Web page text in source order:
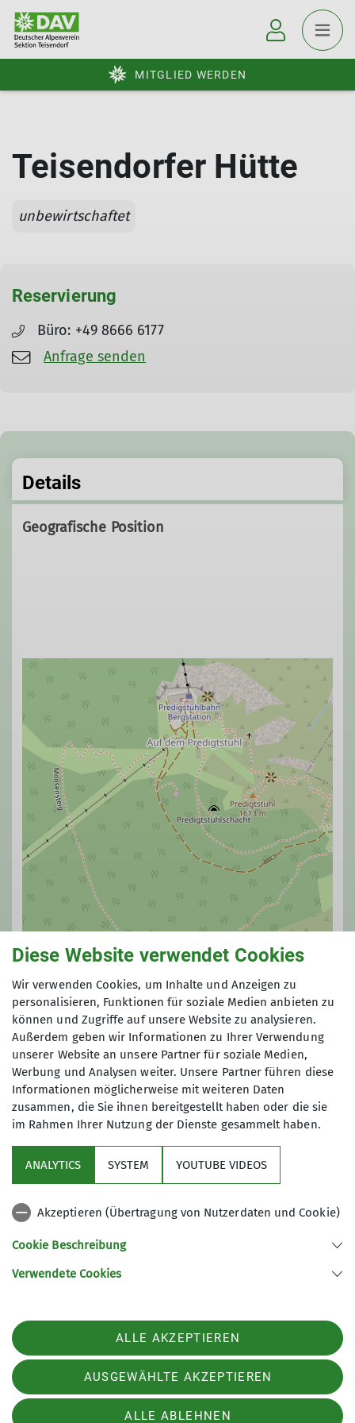
MITGLIED WERDEN
Teisendorfer Hütte
unbewirtschaftet
Reservierung
Büro: +49 8666 6177
Anfrage senden
Details
Geografische Position
© OpenStreetMap Contributors |MapLibre
wichtige Infos
Partner
83317 Teisendorf
Telefon +4986666177
Diese Website verwendet Cookies
Wir verwenden Cookies, um Inhalte und Anzeigen zu
personalisieren, Funktionen für soziale Medien anbieten zu
können und Zugriffe auf unsere Website zu analysieren.
Außerdem geben wir Informationen zu Ihrer Verwendung
unserer Website an unsere Partner für soziale Medien,
Werbung und Analysen weiter. Unsere Partner führen diese
Informationen möglicherweise mit weiteren Daten
zusammen, die Sie ihnen bereitgestellt haben oder die sie
im Rahmen Ihrer Nutzung der Dienste gesammelt haben.
ANALYTICS SYSTEM YOUTUBE VIDEOS
Akzeptieren (Übertragung von Nutzerdaten und Cookie)
Cookie Beschreibung
Verwendete Cookies
ALLE AKZEPTIEREN
AUSGEWÄHLTE AKZEPTIEREN
ALLE ABLEHNEN